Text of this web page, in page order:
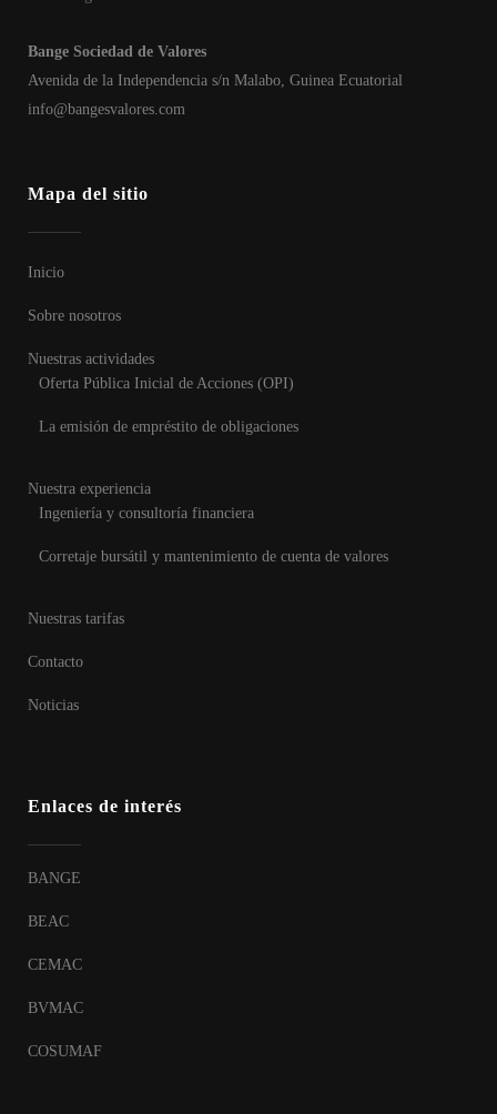
Bange Sociedad de Valores
Avenida de la Independencia s/n Malabo, Guinea Ecuatorial
info@bangesvalores.com
Mapa del sitio
Inicio
Sobre nosotros
Nuestras actividades
Oferta Pública Inicial de Acciones (OPI)
La emisión de empréstito de obligaciones
Nuestra experiencia
Ingeniería y consultoría financiera
Corretaje bursátil y mantenimiento de cuenta de valores
Nuestras tarifas
Contacto
Noticias
Enlaces de interés
BANGE
BEAC
CEMAC
BVMAC
COSUMAF